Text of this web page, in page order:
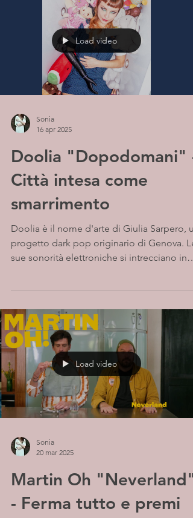
Load video
Sonia
16 apr 2025
Doolia "Dopodomani" -
Città intesa come
smarrimento
Doolia è il nome d'arte di Giulia Sarpero, un
progetto dark pop originario di Genova. Le
sue sonorità elettroniche si intrecciano in
Load video
Sonia
20 mar 2025
Martin Oh "Neverland"
- Ferma tutto e premi